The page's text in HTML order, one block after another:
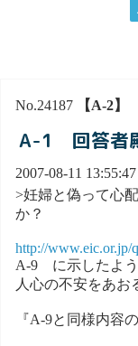
No.24187 【A-2】
A-1 回答者
2007-08-11 13:55:47
>妊婦と偽って心
か？
http://www.eic.or.jp/
A-9 に示したよう
人心の不安をあお
『A-9と同様内容